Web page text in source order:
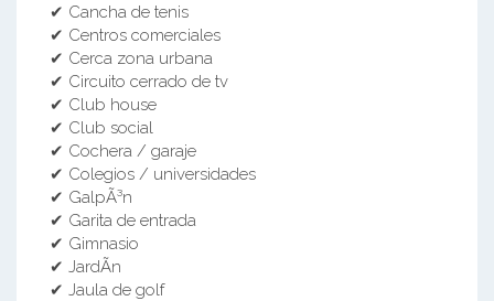
✔ Cancha de tenis
✔ Centros comerciales
✔ Cerca zona urbana
✔ Circuito cerrado de tv
✔ Club house
✔ Club social
✔ Cochera / garaje
✔ Colegios / universidades
✔ GalpÃ³n
✔ Garita de entrada
✔ Gimnasio
✔ JardÃ­n
✔ Jaula de golf